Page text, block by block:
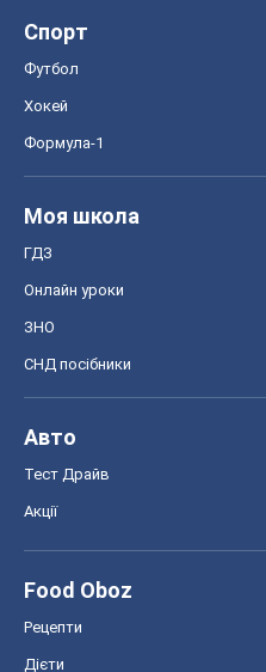
Спорт
Футбол
Хокей
Формула-1
Моя школа
ГДЗ
Онлайн уроки
ЗНО
СНД посібники
Авто
Тест Драйв
Акції
Food Oboz
Рецепти
Дієти